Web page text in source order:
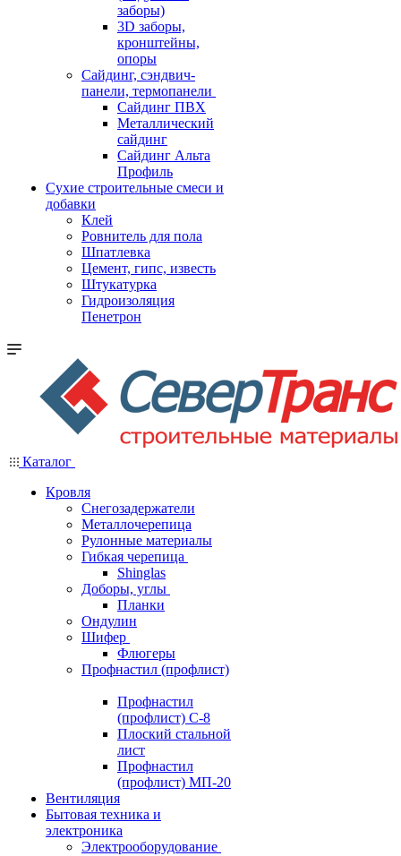
заборы)
3D заборы,
кронштейны,
опоры
Cайдинг, сэндвич-
панели, термопанели
Сайдинг ПВХ
Металлический
сайдинг
Сайдинг Альта
Профиль
Сухие строительные смеси и
добавки
Клей
Ровнитель для пола
Шпатлевка
Цемент, гипс, известь
Штукатурка
Гидроизоляция
Пенетрон
Каталог
Кровля
Снегозадержатели
Металлочерепица
Рулонные материалы
Гибкая черепица
Shinglas
Доборы, углы
Планки
Ондулин
Шифер
Флюгеры
Профнастил (профлист)
Профнастил
(профлист) С-8
Плоский стальной
лист
Профнастил
(профлист) МП-20
Вентиляция
Бытовая техника и
электроника
Электрооборудование